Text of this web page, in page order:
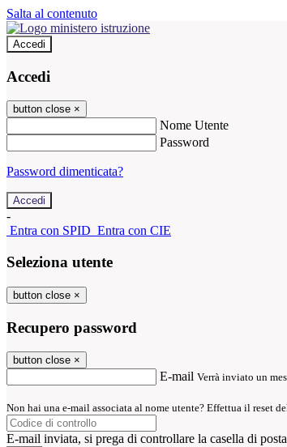
Salta al contenuto
Accedi
Accedi
button close ×
Nome Utente
Password
Password dimenticata?
-
Entra con SPID Entra con CIE
Seleziona utente
button close ×
Recupero password
button close ×
E-mail Verrà inviato un
Non hai una e-mail associata al nome utente? Effettua il reset
E-mail inviata, si prega di controllare la casella di